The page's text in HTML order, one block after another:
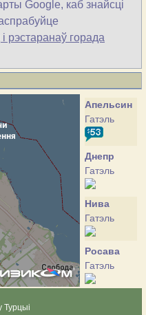
Google, каб знайсці
рэстаранаў горада
Апельсин
Гатэль
Днепр
Гатэль
Нива
Гатэль
Росава
Гатэль
Турцыі